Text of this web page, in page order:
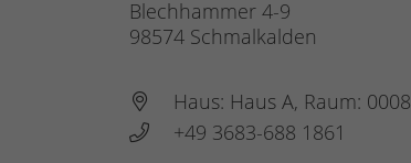
Blechhammer 4-9
98574 Schmalkalden
Haus: Haus A, Raum: 0008
+49 3683-688 1861